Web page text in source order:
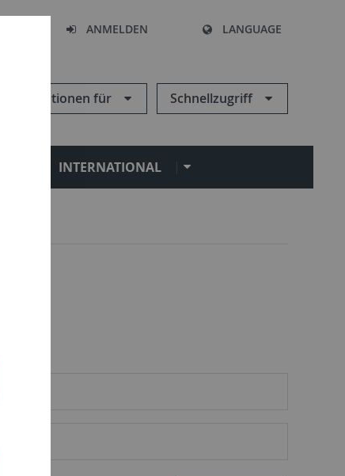
ANMELDEN LANGUAGE
Informationen für Schnellzugriff
INTERNATIONAL